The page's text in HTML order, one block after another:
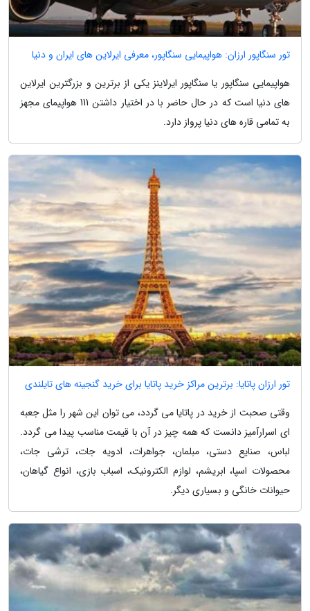
تور سنگاپور ارزان: هواپیمایی سنگاپور، معرفی ایرلاین های ایران و دنیا
هواپیمایی سنگاپور یا سنگاپور ایرلاینز یکی از برترین و بزرگترین ایرلاین
های دنیا است که در حال حاضر با در اختیار داشتن 111 هواپیمای مجهز
به تمامی قاره های دنیا پرواز دارد.
تور ارزان پاتایا: برترین مراکز خرید پاتایا برای خرید گنجینه های تایلندی
وقتی صحبت از خرید در پاتایا می گردد، می توان این شهر را مثل جعبه
ای اسرارآمیز دانست که همه چیز در آن با قیمت مناسب پیدا می گردد.
لباس، صنایع دستی، مبلمان، جواهرات، ادویه جات، ترشی جات،
محصولات اسپا، ابریشم، لوازم الکترونیک، اسباب بازی، انواع گیاهان،
حیوانات خانگی و بسیاری دیگر.